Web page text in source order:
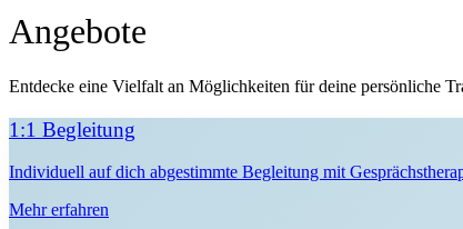
Angebote
Entdecke eine Vielfalt an Möglichkeiten für deine persönliche
1:1 Begleitung
Individuell auf dich abgestimmte Begleitung mit
Mehr erfahren